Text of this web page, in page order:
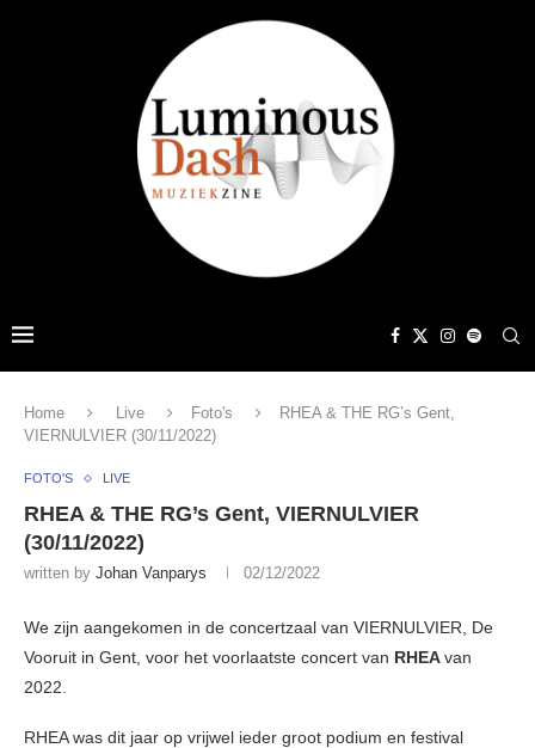
Home Live Foto's
RHEA & THE RG’s Gent,
VIERNULVIER (30/11/2022)
FOTO'S LIVE
RHEA & THE RG’s Gent, VIERNULVIER
(30/11/2022)
written by Johan Vanparys 02/12/2022
We zijn aangekomen in de concertzaal van VIERNULVIER, De
Vooruit in Gent, voor het voorlaatste concert van RHEAvan
2022.
RHEA was dit jaar op vrijwel ieder groot podium en festival